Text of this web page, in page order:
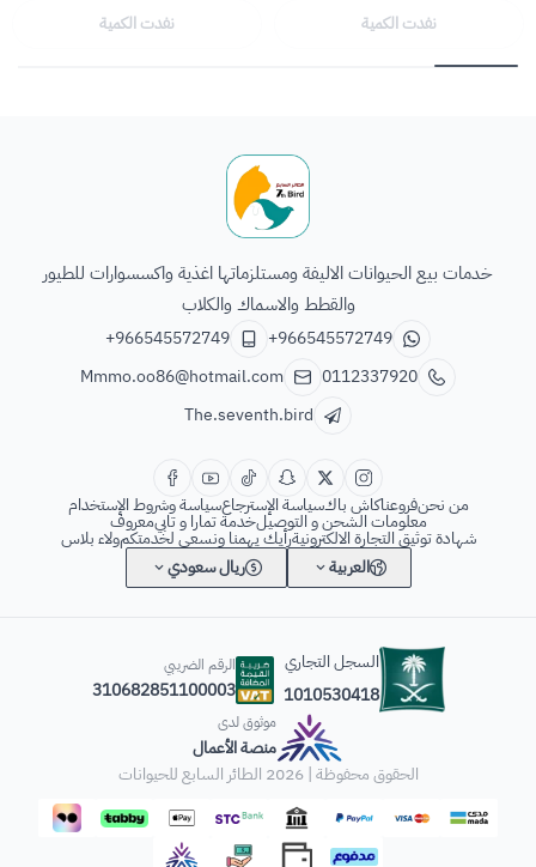
نفدت الكمية نفدت الكمية
خدمات بيع الحيوانات الاليفة ومستلزماتها اغذية واكسسوارات للطيور
والقطط والاسماك والكلاب
+966545572749
+966545572749
0112337920
Mmmo.oo86@hotmail.com
The.seventh.bird
من نحنفروعناكاش باكسياسة الإسترجاعسياسة وشروط الإستخدام
معلومات الشحن و التوصيلخدمة تمارا و تابيمعروف
شهادة توثيق التجارة الالكترونيةرأيك يهمنا ونسعى لخدمتكمولاء بلاس
العربية
ريال سعودي
السجل التجاري
1010530418
الرقم الضريبي
310682851100003
موثوق لدى
منصة الأعمال
الحقوق محفوظة | 2026
الطائر السابع للحيوانات